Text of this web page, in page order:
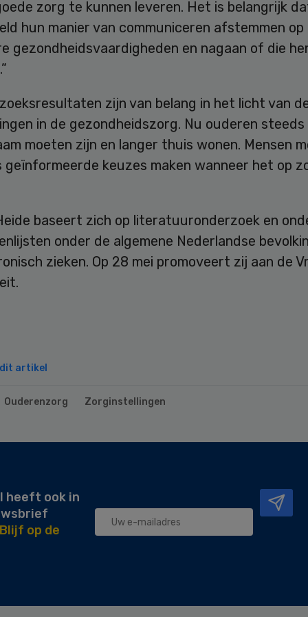
zorg te kunnen leveren. Het is belangrijk
hun manier van communiceren afstemmen op
gezondheidsvaardigheden en nagaan of die
zijn van belang in het licht van
in de gezondheidszorg. Nu ouderen steeds
moeten zijn en langer thuis wonen. Mensen
geïnformeerde keuzes maken wanneer het op
baseert zich op literatuuronderzoek en
onder de algemene Nederlandse
zieken. Op 28 mei promoveert zij aan de
artikel
Ouderenzorg Zorginstellingen
heeft ook in
Blijf op de